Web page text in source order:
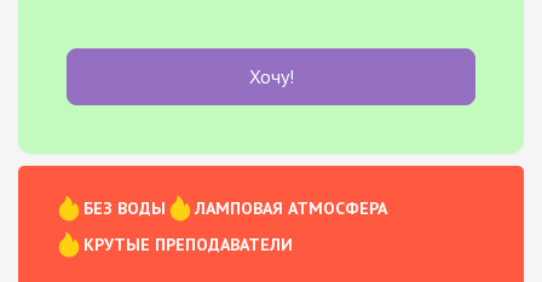
Хочу!
БЕЗ ВОДЫ
ЛАМПОВАЯ АТМОСФЕРА
КРУТЫЕ ПРЕПОДАВАТЕЛИ